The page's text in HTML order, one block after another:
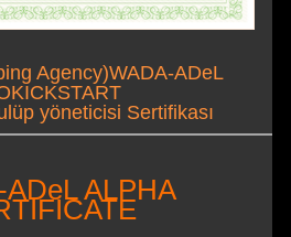
Agency)WADA-ADeL
yöneticisi Sertifikası
ALPHA